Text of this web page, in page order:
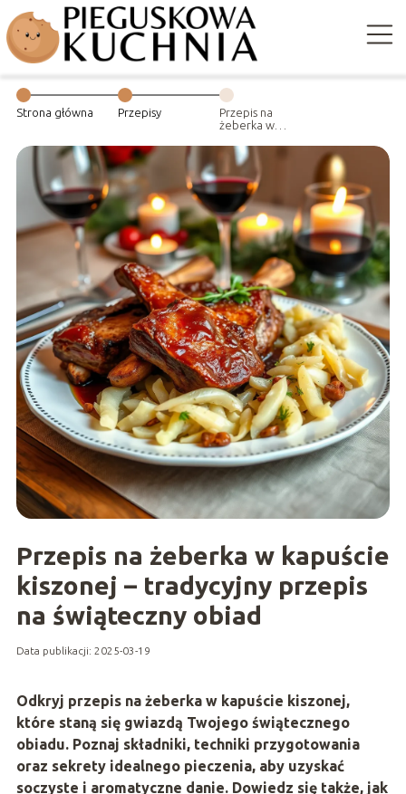
Strona główna Przepisy
Przepis na
żeberka w
kiszonej –
tradycyjny
przepis na
świąteczny
obiad
Przepis na żeberka w kapuście
kiszonej – tradycyjny przepis
na świąteczny obiad
Data publikacji: 2025-03-19
Odkryj przepis na żeberka w kapuście kiszonej,
które staną się gwiazdą Twojego świątecznego
obiadu. Poznaj składniki, techniki przygotowania
oraz sekrety idealnego pieczenia, aby uzyskać
soczyste i aromatyczne danie. Dowiedz się także, jak